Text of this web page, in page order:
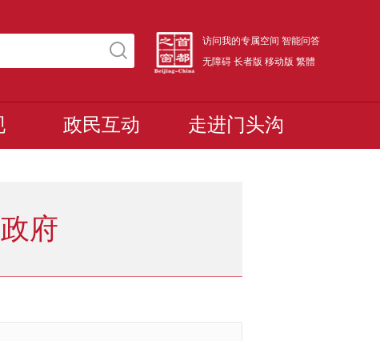
访问我的专属空间 智能问答
无障碍 长者版 移动版 繁體
政民互动 走进门头沟
府